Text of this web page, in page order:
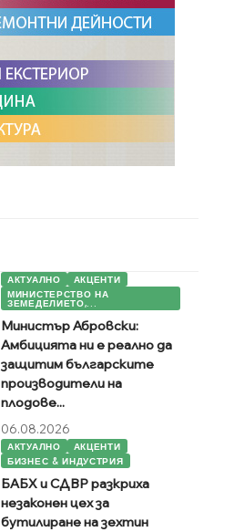
АКТУАЛНО
АКЦЕНТИ
МИНИСТЕРСТВО НА
ЗЕМЕДЕЛИЕТО,...
Министър Абровски:
Амбицията ни е реално да
защитим българските
производители на
плодове...
06.08.2026
АКТУАЛНО
АКЦЕНТИ
БИЗНЕС & ИНДУСТРИЯ
БАБХ и СДВР разкриха
незаконен цех за
бутилиране на зехтин